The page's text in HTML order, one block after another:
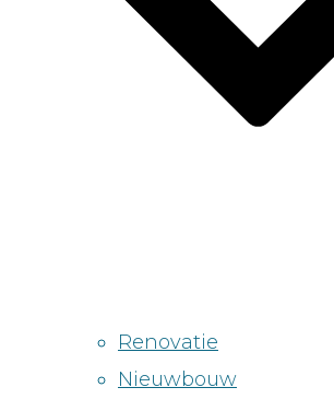
Renovatie
Nieuwbouw